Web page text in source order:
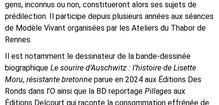
gens, inconnus ou non, constitueront alors ses sujets de
prédilection. Il participe depuis plusieurs années aux séances
de Modèle Vivant organisées par les Ateliers du Thabor de
Rennes.
Il est notamment le dessinateur de la bande-dessinée
biographique Le sourire d’Auschwitz : l’histoire de Lisette
Moru, résistante bretonne parue en 2024 aux Éditions Des
Ronds dans l’O ainsi que la BD reportage Pillages aux
Éditions Delcourt qui raconte la consommation effrénée de